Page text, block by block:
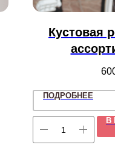
Кустовая
ПОДРОБНЕЕ
В